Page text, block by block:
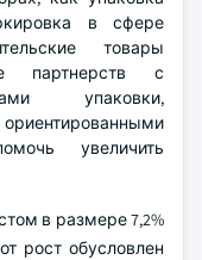
в сфере
товары
партнерств с
упаковки,
увеличить
в размере 7,2%
рост обусловлен